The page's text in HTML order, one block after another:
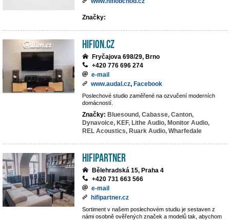
Značky:
hifion.cz
Fryčajova 698/29, Brno
+420 776 696 274
e-mail
www.audal.cz, Facebook
Poslechové studio zaměřené na ozvučení moderních
domácností.
Značky: Bluesound, Cabasse, Canton,
Dynavoice, KEF, Lithe Audio, Monitor Audio,
REL Acoustics, Ruark Audio, Wharfedale
HIFIpartner
Bělehradská 15, Praha 4
+420 731 663 566
e-mail
hifipartner.cz
Sortiment v našem poslechovém studiu je sestaven z
námi osobně ověřených značek a modelů tak, abychom